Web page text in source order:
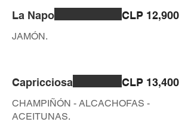
La Napo
JAMÓN.
CLP 12,900
Capricciosa
CHAMPIÑÓN - ALCACHOFAS -
ACEITUNAS.
CLP 13,400